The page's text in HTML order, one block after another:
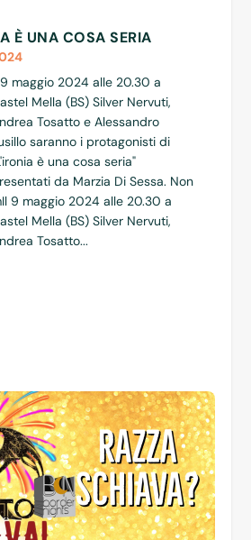
È UNA COSA SERIA
maggio 2024 alle 20.30 a
Mella (BS) Silver Nervuti,
Tosatto e Alessandro
saranno i protagonisti di
è una cosa seria"
da Marzia Di Sessa. Non
9 maggio 2024 alle 20.30 a
Mella (BS) Silver Nervuti,
Tosatto...